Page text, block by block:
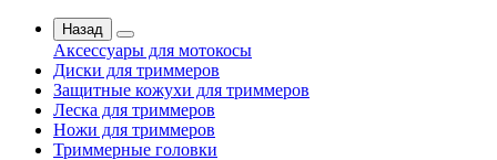
Назад
Аксессуары для мотокосы
Диски для триммеров
Защитные кожухи для триммеров
Леска для триммеров
Ножи для триммеров
Триммерные головки